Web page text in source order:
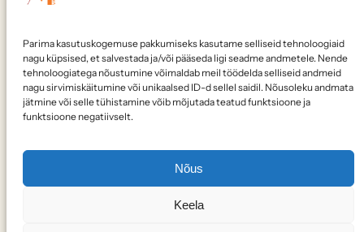
Parima kasutuskogemuse pakkumiseks kasutame selliseid tehnoloogiaid
nagu küpsised, et salvestada ja/või pääseda ligi seadme andmetele. Nende
tehnoloogiatega nõustumine võimaldab meil töödelda selliseid andmeid
nagu sirvimiskäitumine või unikaalsed ID-d sellel saidil. Nõusoleku andmata
jätmine või selle tühistamine võib mõjutada teatud funktsioone ja
funktsioone negatiivselt.
Nõus
Keela
Soovid meiega koostööd teha või meile tööle tulla?
Kirjuta:elvo@vanamaja.ee
Jälgi meid